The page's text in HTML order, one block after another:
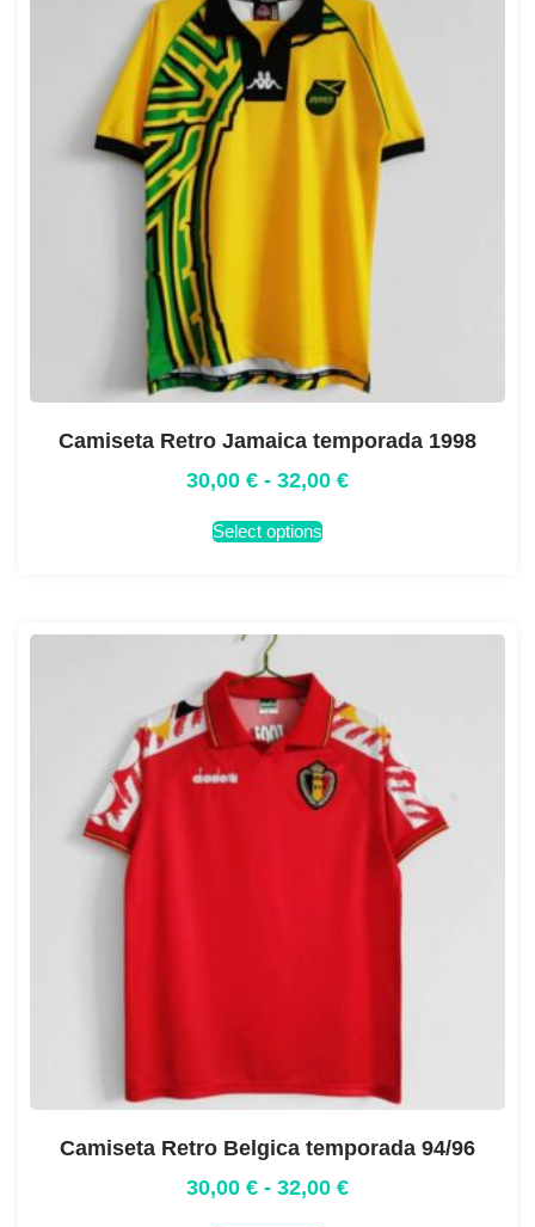
Camiseta Retro Jamaica temporada 1998
30,00 € - 32,00 €
Select options
Camiseta Retro Belgica temporada 94/96
30,00 € - 32,00 €